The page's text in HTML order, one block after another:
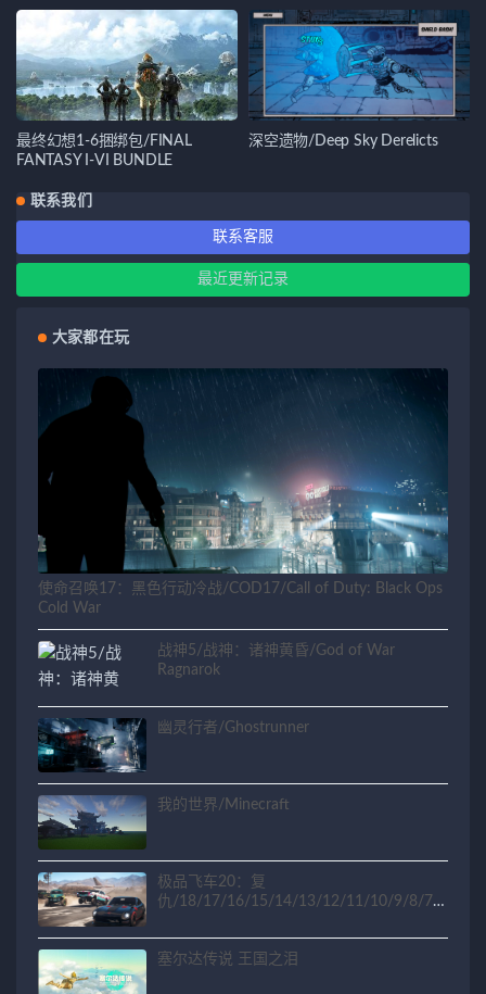
Lara Croft
最终幻想1-6捆绑包/FINAL
FANTASY I-VI BUNDLE
深空遗物/Deep Sky Derelicts
联系我们
联系客服
最近更新记录
大家都在玩
使命召唤17：黑色行动冷战/COD17/Call of Duty: Black Ops
Cold War
战神5/战神：诸神黄昏/God of War
Ragnarok
幽灵行者/Ghostrunner
我的世界/Minecraft
极品飞车20：复
仇/18/17/16/15/14/13/12/11/10/9/8/7/6
塞尔达传说 王国之泪